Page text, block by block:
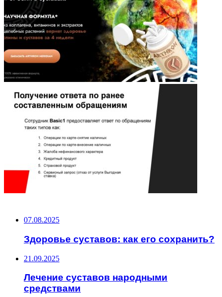
07.08.2025
Здоровье суставов: как его сохранить?
21.09.2025
Лечение суставов народными
средствами